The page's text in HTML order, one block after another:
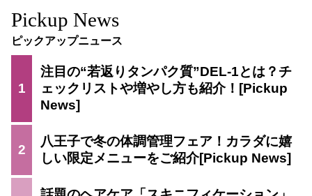
Pickup News
ピックアップニュース
1
注目の“若返りタンパク質”DEL-1とは？チ
ェックリストや増やし方も紹介！
2
八王子で冬の体調管理フェア！カラダに嬉
しい限定メニューをご紹介